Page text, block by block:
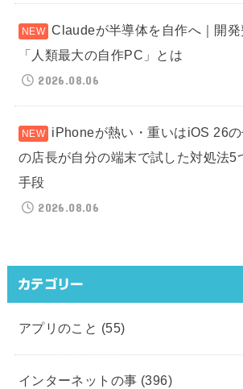
Claudeが半導体を自作へ｜開
「人類最大の自作PC」とは
2026.08.06
iPhoneが熱い・重いはiOS 26
の店長が自分の端末で試した対処法5
手段
2026.08.06
カテゴリー
アプリのこと (55)
インターネットの事 (396)